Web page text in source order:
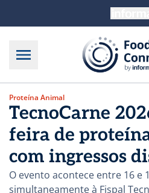
Proteína Animal
TecnoCarne
feira de
com ingressos
O evento acontece entre 16 e
simultaneamente à Fispal